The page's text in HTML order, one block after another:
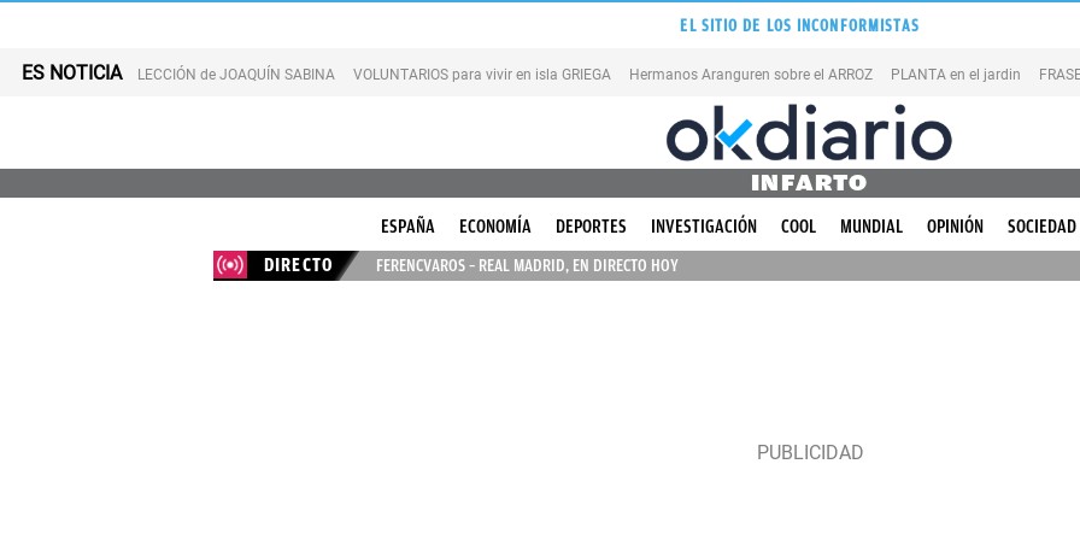
EL SITIO DE LOS INCONFORMISTAS
ES NOTICIA LECCIÓN de JOAQUÍN SABINA VOLUNTARIOS para vivir en isla GRIEGA Hermanos Aranguren sobre el ARROZ PLANTA en el jardin
INFARTO
ESPAÑA ECONOMÍA DEPORTES INVESTIGACIÓN COOL MUNDIAL OPINIÓN SOCIEDAD
DIRECTO
FERENCVAROS – REAL MADRID, EN DIRECTO HOY